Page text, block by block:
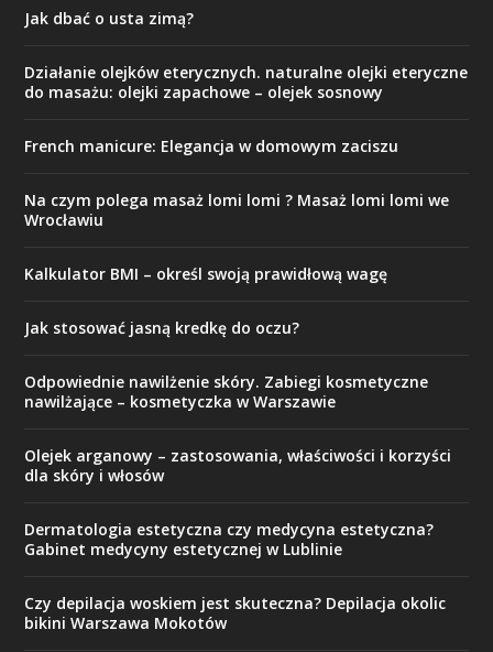
Jak dbać o usta zimą?
Działanie olejków eterycznych. naturalne olejki eteryczne
do masażu: olejki zapachowe – olejek sosnowy
French manicure: Elegancja w domowym zaciszu
Na czym polega masaż lomi lomi ? Masaż lomi lomi we
Wrocławiu
Kalkulator BMI – określ swoją prawidłową wagę
Jak stosować jasną kredkę do oczu?
Odpowiednie nawilżenie skóry. Zabiegi kosmetyczne
nawilżające – kosmetyczka w Warszawie
Olejek arganowy – zastosowania, właściwości i korzyści
dla skóry i włosów
Dermatologia estetyczna czy medycyna estetyczna?
Gabinet medycyny estetycznej w Lublinie
Czy depilacja woskiem jest skuteczna? Depilacja okolic
bikini Warszawa Mokotów